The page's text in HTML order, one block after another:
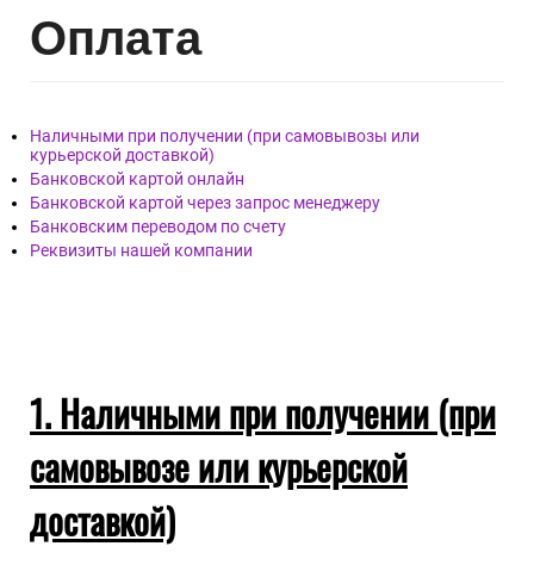
Оплата
Наличными при получении (при самовывозы или
курьерской доставкой)
Банковской картой онлайн
Банковской картой через запрос менеджеру
Банковским переводом по счету
Реквизиты нашей компании
1. Наличными при получении (при
самовывозе или курьерской
доставкой)